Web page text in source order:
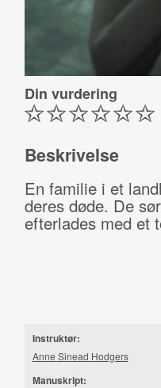
Din vurdering
Beskrivelse
En familie i et
deres døde. De
efterlades med et
Instruktør:
Anne Sinead Hodgers
Manuskript: